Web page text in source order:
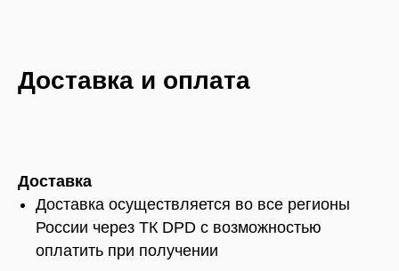
Доставка и оплата
Доставка
Доставка осуществляется во все регионы
России через ТК DPD с возможностью
оплатить при получении